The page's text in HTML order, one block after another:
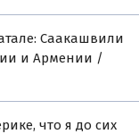
Саакашвили
и Армении /
что я до сих